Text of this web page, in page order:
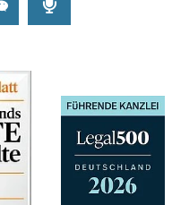
Wechat